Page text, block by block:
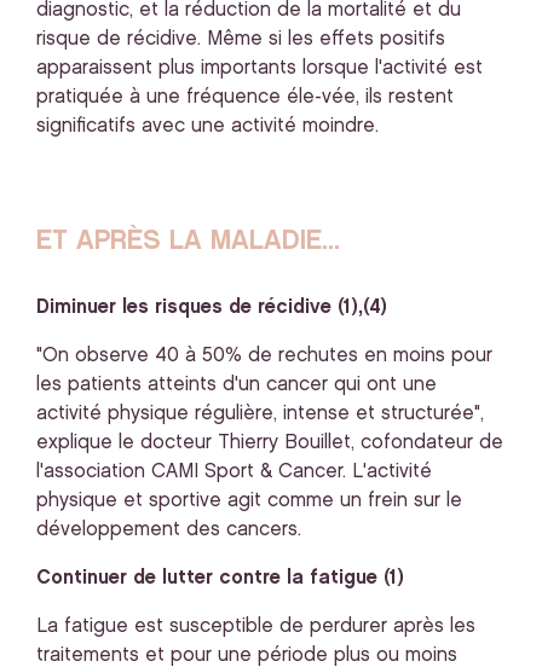
diagnostic, et la réduction de la mortalité et du
risque de récidive. Même si les effets positifs
apparaissent plus importants lorsque l'activité est
pratiquée à une fréquence éle-vée, ils restent
significatifs avec une activité moindre.
ET APRÈS LA MALADIE...
Diminuer les risques de récidive (1),(4)
"On observe 40 à 50% de rechutes en moins pour
les patients atteints d'un cancer qui ont une
activité physique régulière, intense et structurée",
explique le docteur Thierry Bouillet, cofondateur de
l'association CAMI Sport & Cancer. L'activité
physique et sportive agit comme un frein sur le
développement des cancers.
Continuer de lutter contre la fatigue (1)
La fatigue est susceptible de perdurer après les
traitements et pour une période plus ou moins